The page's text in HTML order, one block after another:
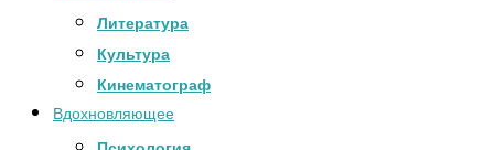
Литература
Культура
Кинематограф
Вдохновляющее